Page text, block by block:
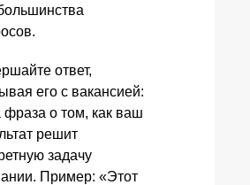
ответ,
его с вакансией:
фраза о том, как ваш
решит
задачу
Пример: «Этот